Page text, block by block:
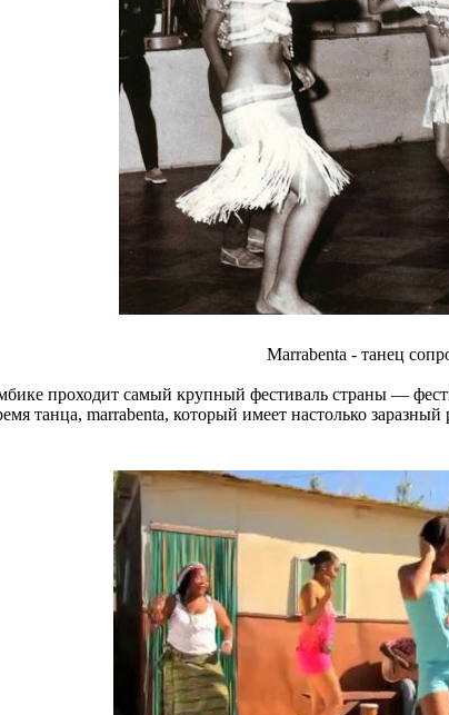
Marrabenta - танец
проходит самый крупный фестиваль страны —
танца, marrabenta, который имеет настолько